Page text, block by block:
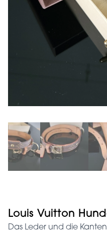
Louis Vuitton
Das Leder und die